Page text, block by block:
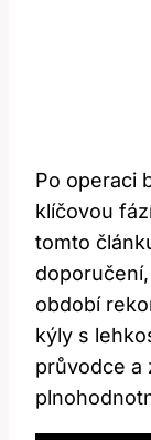
Po operaci
klíčovou
tomto
období
kýly s
průvodce a